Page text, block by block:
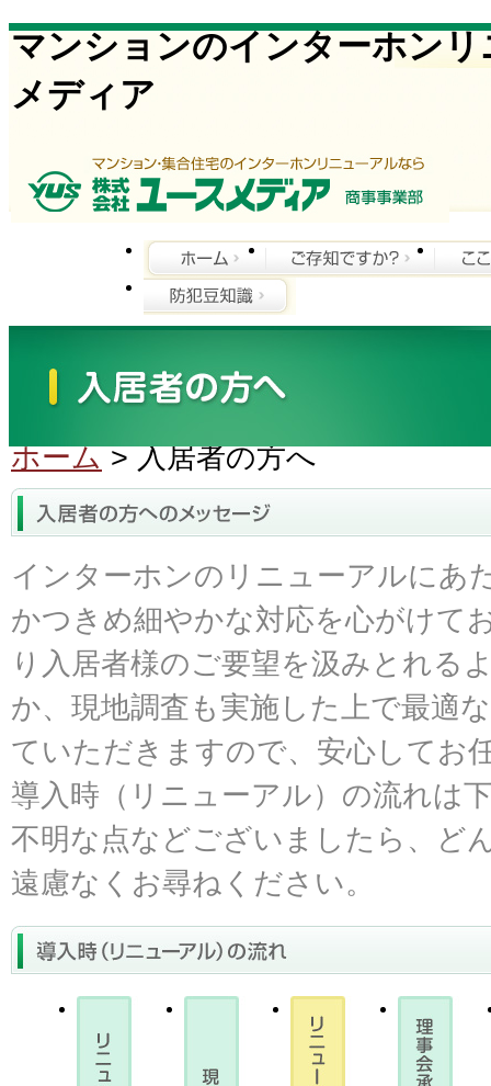
マンションのインターホン
メディア
ホーム> 入居者の方へ
インターホンのリニューアルにあ
かつきめ細やかな対応を心がけて
り入居者様のご要望を汲みとれる
か、現地調査も実施した上で最適
ていただきますので、安心してお
導入時（リニューアル）の流れは
不明な点などございましたら、ど
遠慮なくお尋ねください。